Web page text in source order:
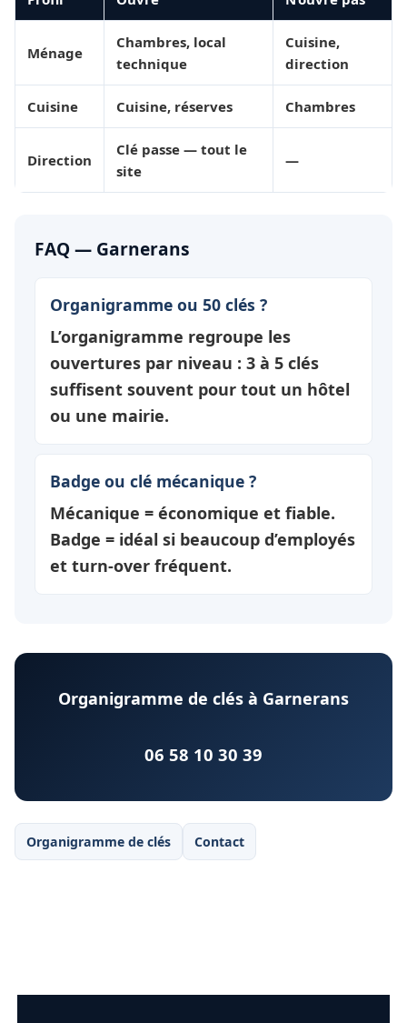
Ménage
Chambres, local
technique
Cuisine,
direction
Cuisine Cuisine, réserves Chambres
Direction
Clé passe — tout le
site
—
FAQ — Garnerans
Organigramme ou 50 clés ?
L’organigramme regroupe les
ouvertures par niveau : 3 à 5 clés
suffisent souvent pour tout un hôtel
ou une mairie.
Badge ou clé mécanique ?
Mécanique = économique et fiable.
Badge = idéal si beaucoup d’employés
et turn-over fréquent.
Organigramme de clés à Garnerans
06 58 10 30 39
Organigramme de clés Contact